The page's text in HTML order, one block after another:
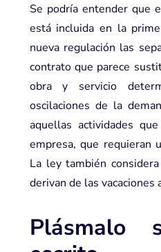
Se podría entender que
está incluida en la
nueva regulación las
contrato que parece
obra y servicio
oscilaciones de la
aquellas actividades
empresa, que requieran
La ley también
derivan de las vacaciones
Plásmalo